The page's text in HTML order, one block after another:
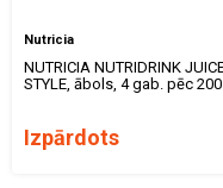
Nutricia
NUTRICIA NUTRIDRINK
STYLE, ābols, 4 gab. pēc
Izpārdots